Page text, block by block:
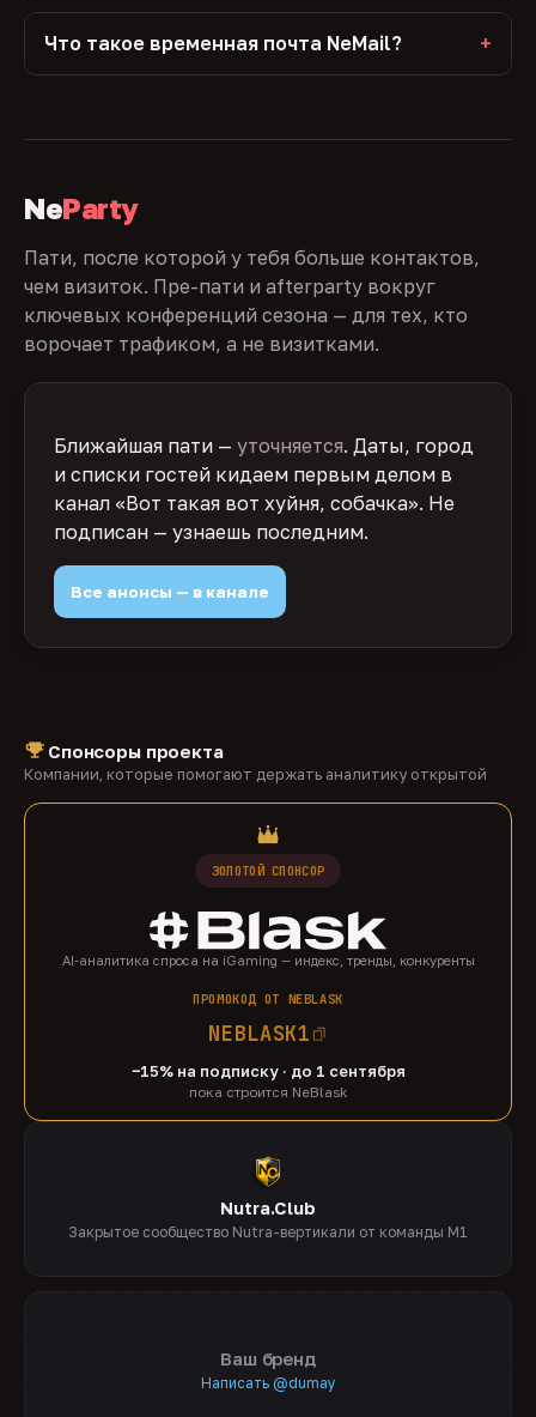
Что такое временная почта NeMail?
NeParty
Пати, после которой у тебя больше контактов,
чем визиток. Пре-пати и afterparty вокруг
ключевых конференций сезона — для тех, кто
ворочает трафиком, а не визитками.
Ближайшая пати — уточняется. Даты, город
и списки гостей кидаем первым делом в
канал «Вот такая вот хуйня, собачка». Не
подписан — узнаешь последним.
Все анонсы — в канале
Спонсоры проекта
Компании, которые помогают держать аналитику открытой
ЗОЛОТОЙ СПОНСОР
AI-аналитика спроса на iGaming — индекс, тренды, конкуренты
ПРОМОКОД ОТ NEBLASK
NEBLASK1
−15% на подписку · до 1 сентября
пока строится NeBlask
Nutra.Club
Закрытое сообщество Nutra-вертикали от команды M1
Ваш бренд
Написать @dumay